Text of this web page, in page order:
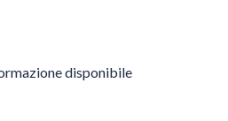
disponibile